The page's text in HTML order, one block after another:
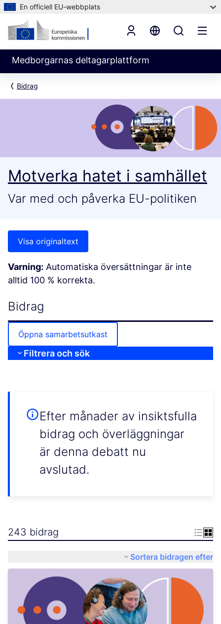
En officiell EU-webbplats
Medborgarnas deltagarplattform
Bidrag
Motverka hatet i samhället
Var med och påverka EU-politiken
Visa originaltext
Varning: Automatiska översättningar är inte
alltid 100 % korrekta.
Bidrag
Öppna samarbetsutkast
Filtrera och sök
Efter månader av insiktsfulla
bidrag och överläggningar
är denna debatt nu
avslutad.
243 bidrag
Sortera bidragen efter